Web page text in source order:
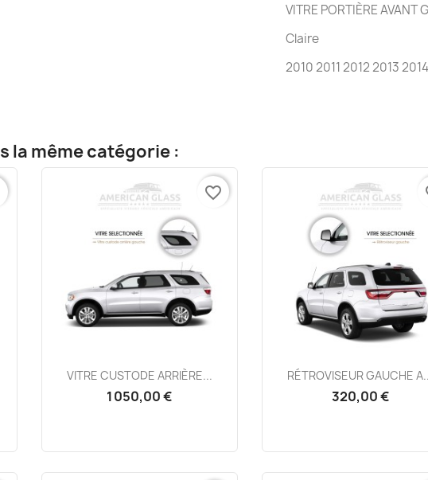
VITRE PORTIÈRE AVANT
Claire
2010 2011 2012 2013 2014
la même catégorie :
Aperçu rapide
VITRE CUSTODE ARRIÈRE...
1 050,00 €
favorite_border
Aperçu rapide
RÉTROVISEUR GAUCHE
320,00 €